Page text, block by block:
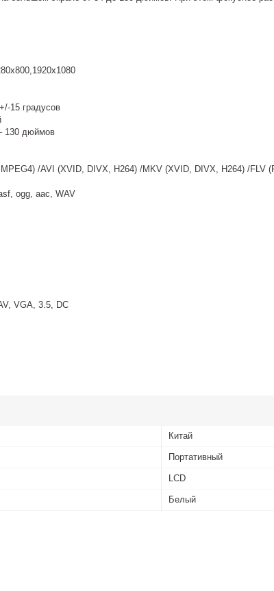
15 градусов
130 дюймов
/AVI (XVID, DIVX, H264) /MKV (XVID, DIVX, H264) /FLV
ogg, aac, WAV
VGA, 3.5, DC
Китай
Портативный
LCD
Белый